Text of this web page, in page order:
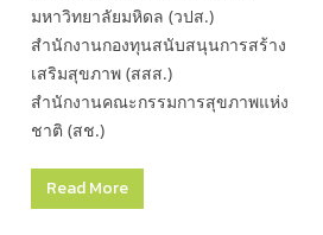
มหาวิทยาลัยมหิดล (วปส.)
สำนักงานกองทุนสนับสนุนการสร้าง
เสริมสุขภาพ (สสส.)
สำนักงานคณะกรรมการสุขภาพแห่ง
ชาติ (สช.)
Read More